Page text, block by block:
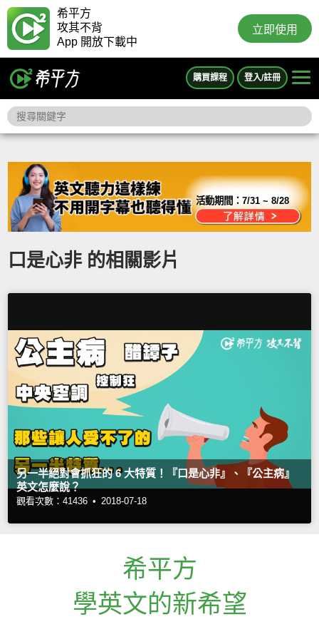
希平方
攻其不背
App 開放下載中
立即使用
購買課程 登入/註冊
活動期間：7/31 ~ 8/28
口是心非 的相關影片
另一半絕對會抓狂的 6 大特質！『口是心非』、『公主病』
英文怎麼說？
觀看次數：41436 • 2018-07-18
希平方
學英文的新希望